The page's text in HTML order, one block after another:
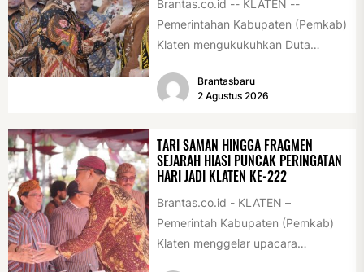
Brantas.co.id -- KLATEN --
Pemerintahan Kabupaten (Pemkab)
Klaten mengukukuhkan Duta
pelajar dan pemuda. Pengukuhan
tersebut digelar...
Brantasbaru
2 Agustus 2026
TARI SAMAN HINGGA FRAGMEN
SEJARAH HIASI PUNCAK PERINGATAN
HARI JADI KLATEN KE-222
Brantas.co.id - KLATEN –
Pemerintah Kabupaten (Pemkab)
Klaten menggelar upacara